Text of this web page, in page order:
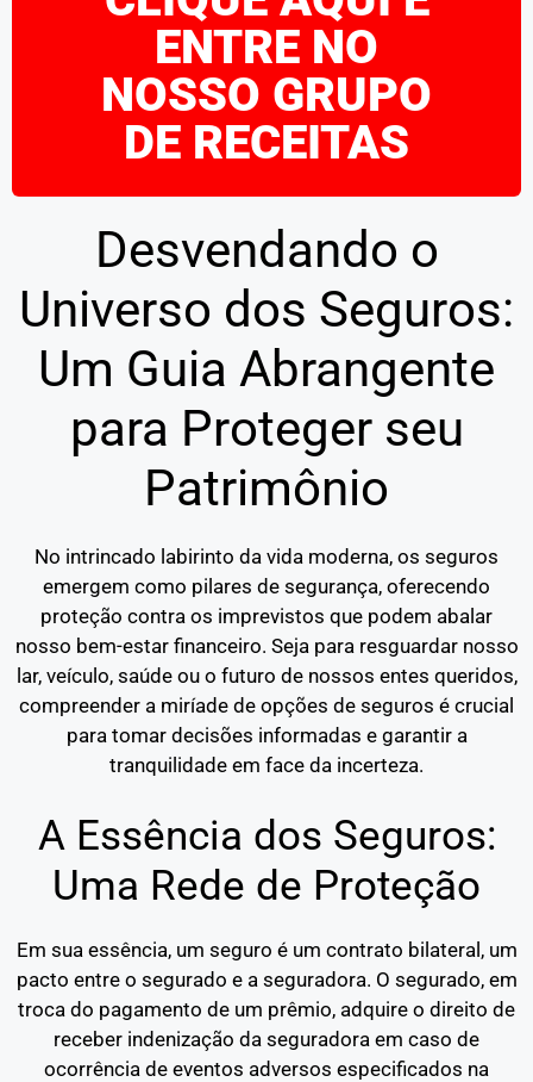
ENTRE NO
NOSSO GRUPO
DE RECEITAS
Desvendando o
Universo dos Seguros:
Um Guia Abrangente
para Proteger seu
Patrimônio
No intrincado labirinto da vida moderna, os seguros
emergem como pilares de segurança, oferecendo
proteção contra os imprevistos que podem abalar
nosso bem-estar financeiro. Seja para resguardar nosso
lar, veículo, saúde ou o futuro de nossos entes queridos,
compreender a miríade de opções de seguros é crucial
para tomar decisões informadas e garantir a
tranquilidade em face da incerteza.
A Essência dos Seguros:
Uma Rede de Proteção
Em sua essência, um seguro é um contrato bilateral, um
pacto entre o segurado e a seguradora. O segurado, em
troca do pagamento de um prêmio, adquire o direito de
receber indenização da seguradora em caso de
ocorrência de eventos adversos especificados na